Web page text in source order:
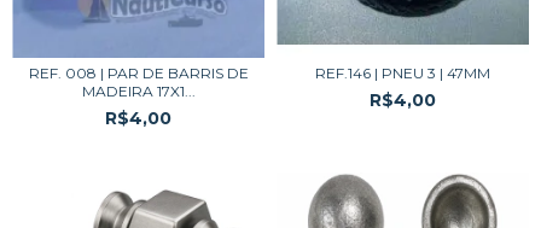
REF. 008 | PAR DE BARRIS DE
MADEIRA 17X1...
R$4,00
REF.146 | PNEU 3 | 47MM
R$4,00